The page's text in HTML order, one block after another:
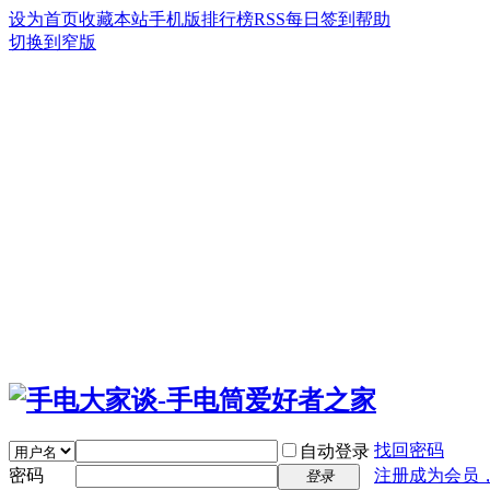
设为首页收藏本站手机版排行榜RSS每日签到 帮助
切换到窄版
自动登录 找回密码
密码
登录 注册成为会员